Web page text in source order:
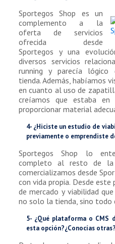
Sportegos Shop es un
complemento a la
oferta de servicios
ofrecida desde
Sportegos y una
diversos servicios
running y parecía lógico
tienda. Además, habíamos
en cuanto al uso de
creíamos que estaba
proporcionar material
4- ¿Hiciste un estudio de
previamente o emprendiste
Sportegos Shop lo
completo al resto de
comercializamos desde
con vida propia. Desde
de mercado y viabilidad
no solo la tienda, sino todo
5- ¿Qué plataforma o CMS
esta opción?¿Conocías otras?